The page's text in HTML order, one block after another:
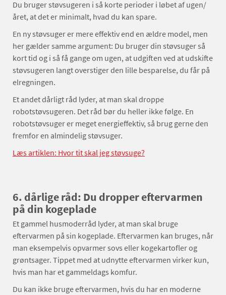
Du bruger støvsugeren i så korte perioder i løbet af ugen/
året, at det er minimalt, hvad du kan spare.
En ny støvsuger er mere effektiv end en ældre model, men
her gælder samme argument: Du bruger din støvsuger så
kort tid og i så få gange om ugen, at udgiften ved at udskifte
støvsugeren langt overstiger den lille besparelse, du får på
elregningen.
Et andet dårligt råd lyder, at man skal droppe
robotstøvsugeren. Det råd bør du heller ikke følge. En
robotstøvsuger er meget energieffektiv, så brug gerne den
fremfor en almindelig støvsuger.
Læs artiklen: Hvor tit skal jeg støvsuge?
6. dårlige råd: Du dropper eftervarmen
på din kogeplade
Et gammel husmoderråd lyder, at man skal bruge
eftervarmen på sin kogeplade. Eftervarmen kan bruges, når
man eksempelvis opvarmer sovs eller kogekartofler og
grøntsager. Tippet med at udnytte eftervarmen virker kun,
hvis man har et gammeldags komfur.
Du kan ikke bruge eftervarmen, hvis du har en moderne